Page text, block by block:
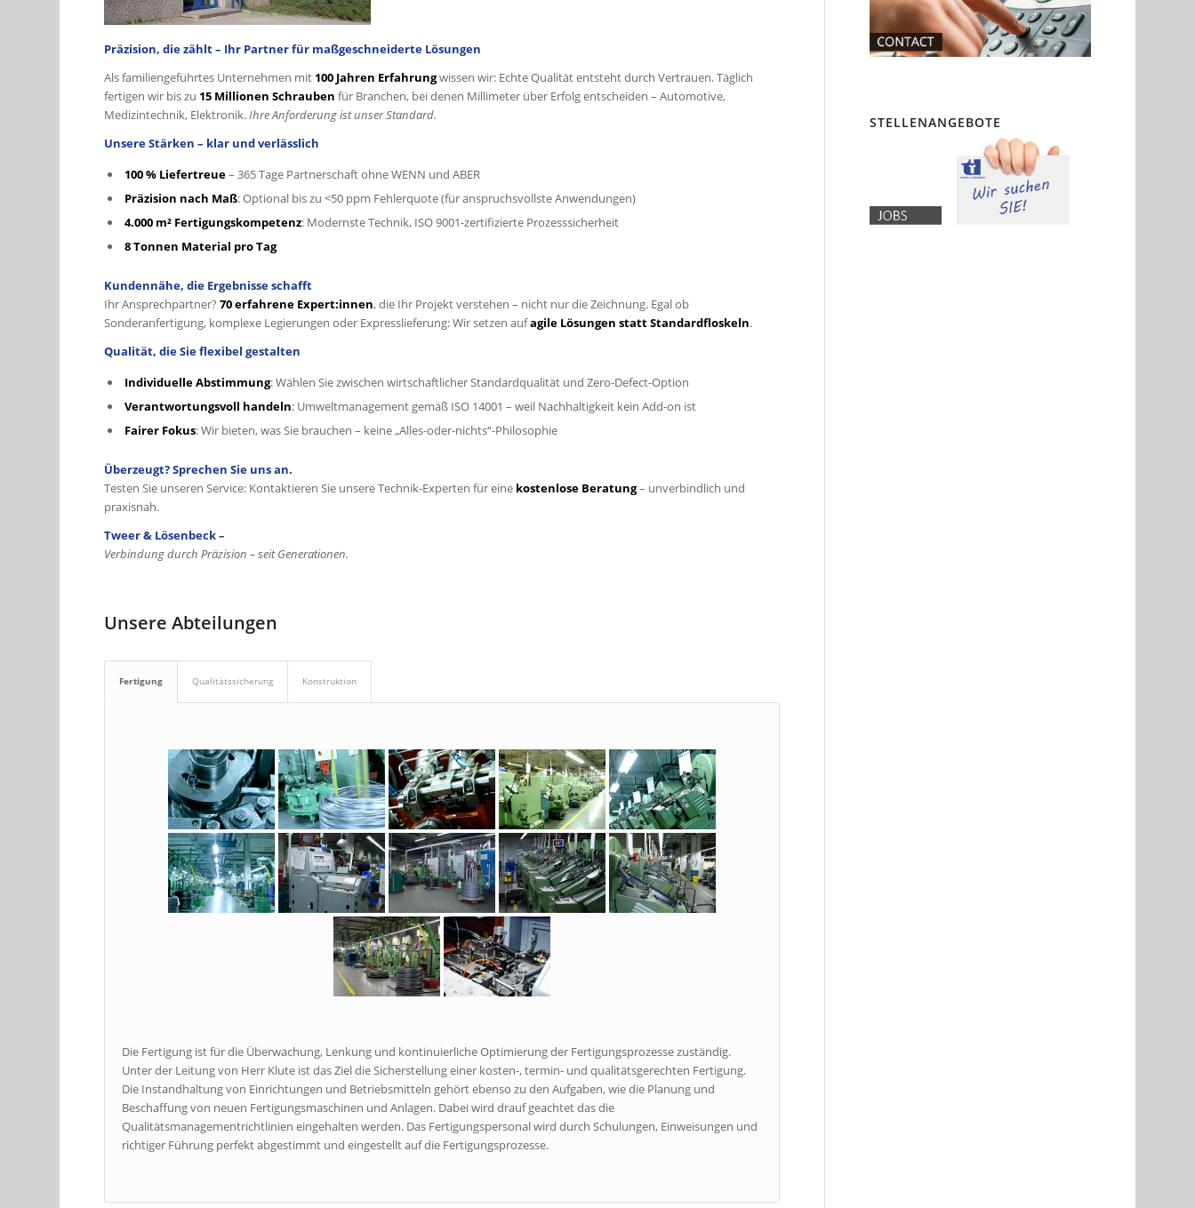
Präzision, die zählt – Ihr Partner für maßgeschneiderte Lösungen
Als familiengeführtes Unternehmen mit 100 Jahren Erfahrungwissen wir: Echte Qualität entsteht durch Vertrauen. Täglich
fertigen wir bis zu 15 Millionen Schrauben für Branchen, bei denen Millimeter über Erfolg entscheiden – Automotive,
Medizintechnik, Elektronik.Ihre Anforderung ist unser Standard.
Unsere Stärken – klar und verlässlich
100 % Liefertreue– 365 Tage Partnerschaft ohne WENN und ABER
Präzision nach Maß: Optional bis zu <50 ppm Fehlerquote (für anspruchsvollste Anwendungen)
4.000 m² Fertigungskompetenz: Modernste Technik, ISO 9001-zertifizierte Prozesssicherheit
8 Tonnen Material pro Tag
Kundennähe, die Ergebnisse schafft
Ihr Ansprechpartner?70 erfahrene Expert:innen, die Ihr Projekt verstehen – nicht nur die Zeichnung. Egal ob
Sonderanfertigung, komplexe Legierungen oder Expresslieferung: Wir setzen aufagile Lösungen statt Standardfloskeln.
Qualität, die Sie flexibel gestalten
Individuelle Abstimmung: Wählen Sie zwischen wirtschaftlicher Standardqualität und Zero-Defect-Option
Verantwortungsvoll handeln: Umweltmanagement gemäß ISO 14001 – weil Nachhaltigkeit kein Add-on ist
Fairer Fokus: Wir bieten, was Sie brauchen – keine „Alles-oder-nichts“-Philosophie
Überzeugt? Sprechen Sie uns an.
Testen Sie unseren Service: Kontaktieren Sie unsere Technik-Experten für eine kostenlose Beratung– unverbindlich und
praxisnah.
Tweer & Lösenbeck –
Verbindung durch Präzision – seit Generationen.
Unsere Abteilungen
Fertigung Qualitätssicherung Konstruktion
Die Fertigung ist für die Überwachung, Lenkung und kontinuierliche Optimierung der Fertigungsprozesse zuständig.
Unter der Leitung von Herr Klute ist das Ziel die Sicherstellung einer kosten-, termin- und qualitätsgerechten Fertigung.
Die Instandhaltung von Einrichtungen und Betriebsmitteln gehört ebenso zu den Aufgaben, wie die Planung und
Beschaffung von neuen Fertigungsmaschinen und Anlagen. Dabei wird drauf geachtet das die
Qualitätsmanagementrichtlinien eingehalten werden. Das Fertigungspersonal wird durch Schulungen, Einweisungen und
richtiger Führung perfekt abgestimmt und eingestellt auf die Fertigungsprozesse.
STELLENANGEBOTE